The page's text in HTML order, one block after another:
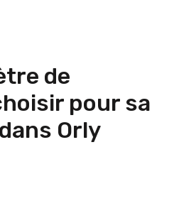
de
pour sa
Orly